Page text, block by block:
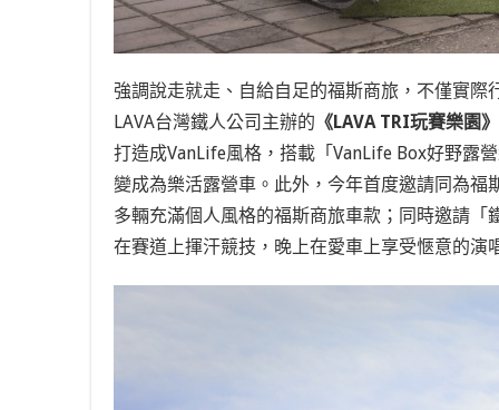
強調說走就走、自給自足的福斯商旅，不僅實
LAVA台灣鐵人公司 主辦的 《LAVA TRI玩賽樂園》
打造成VanLife風格，搭載「VanLife Box好野露
變成為樂活露營車。此外，今年首度邀請同為
多輛充滿個人風格的福斯商旅車款；同時邀請
在賽道上揮汗競技，晚上在愛車上享受愜意的